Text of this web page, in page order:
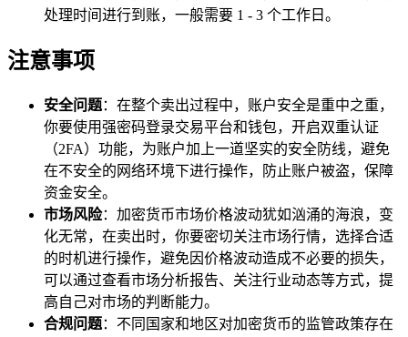
处理时间进行到账，一般需要 1 - 3 个工作日。
注意事项
安全问题：在整个卖出过程中，账户安全是重中之重，
你要使用强密码登录交易平台和钱包，开启双重认证
（2FA）功能，为账户加上一道坚实的安全防线，避免
在不安全的网络环境下进行操作，防止账户被盗，保障
资金安全。
市场风险：加密货币市场价格波动犹如汹涌的海浪，变
化无常，在卖出时，你要密切关注市场行情，选择合适
的时机进行操作，避免因价格波动造成不必要的损失，
可以通过查看市场分析报告、关注行业动态等方式，提
高自己对市场的判断能力。
合规问题：不同国家和地区对加密货币的监管政策存在